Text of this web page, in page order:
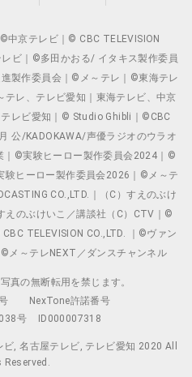
京テレビ｜© CBC TELEVISION
ビ｜©多田かおる/ イタキス製作委員
製作委員会｜©メ～テレ｜©東海テレ
テレ、テレビ愛知｜東海テレビ、中京
レビ愛知｜© Studio Ghibli｜©CBC
公/KADOKAWA/声優ラジオのウラオ
｜©実験ヒーロー製作委員会2024｜©
ヒーロー製作委員会2026｜©メ～テ
CO.,LTD.｜（C）すえのぶけ
えのぶけいこ／講談社（C）CTV｜©
TELEVISION CO.,LTD. ｜©ヴァン
メ～テレNEXT／ダンスチャンネル
真の無断転用を禁じます。
NexTone許諾番号
号
ID000007318
, 名古屋テレビ, テレビ愛知 2020 All
Reserved.